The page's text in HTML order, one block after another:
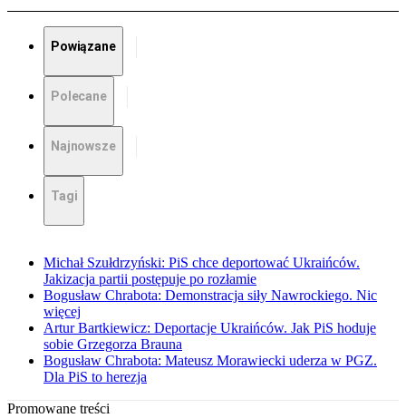
Powiązane
Polecane
Najnowsze
Tagi
Michał Szułdrzyński: PiS chce deportować Ukraińców.
Jakizacja partii postępuje po rozłamie
Bogusław Chrabota: Demonstracja siły Nawrockiego. Nic
więcej
Artur Bartkiewicz: Deportacje Ukraińców. Jak PiS hoduje
sobie Grzegorza Brauna
Bogusław Chrabota: Mateusz Morawiecki uderza w PGZ.
Dla PiS to herezja
Promowane treści